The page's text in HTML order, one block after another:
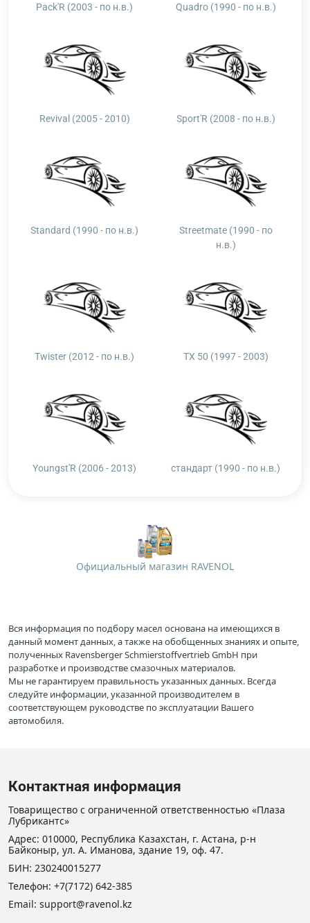
Pack'R (2003 - по н.в.) Quadro (1990 - по н.в.)
Revival (2005 - 2010) Sport'R (2008 - по н.в.)
Standard (1990 - по н.в.)
Streetmate (1990 - по
н.в.)
Twister (2012 - по н.в.) TX 50 (1997 - 2003)
Youngst'R (2006 - 2013) стандарт (1990 - по н.в.)
Официальный магазин RAVENOL
Вся информация по подбору масел основана на имеющихся в
данный момент данных, а также на обобщенных знаниях и опыте,
полученных Ravensberger Schmierstoffvertrieb GmbH при
разработке и производстве смазочных материалов.
Мы не гарантируем правильность указанных данных. Всегда
следуйте информации, указанной производителем в
соответствующем руководстве по эксплуатации Вашего
автомобиля.
Контактная информация
Товарищество с ограниченной ответственностью «Плаза
Лубрикантс»
Адрес: 010000, Республика Казахстан, г. Астана, р-н
Байконыр, ул. А. Иманова, здание 19, оф. 47.
БИН: 230240015277
Телефон: +7(7172) 642-385
Email: support@ravenol.kz